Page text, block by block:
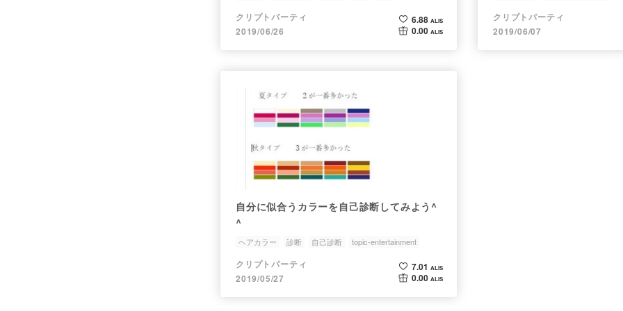
クリプトパーティ
2019/06/26
6.88 ALIS
0.00 ALIS
クリプトパーティ
2019/06/07
自分に似合うカラーを自己診断してみよう^
^
ヘアカラー 診断 自己診断 topic-entertainment
クリプトパーティ
2019/05/27
7.01 ALIS
0.00 ALIS